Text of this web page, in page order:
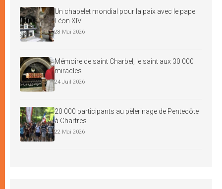
Un chapelet mondial pour la paix avec le pape
Léon XIV
28 Mai 2026
Mémoire de saint Charbel, le saint aux 30 000
miracles
24 Juil 2026
20 000 participants au pèlerinage de Pentecôte
à Chartres
22 Mai 2026